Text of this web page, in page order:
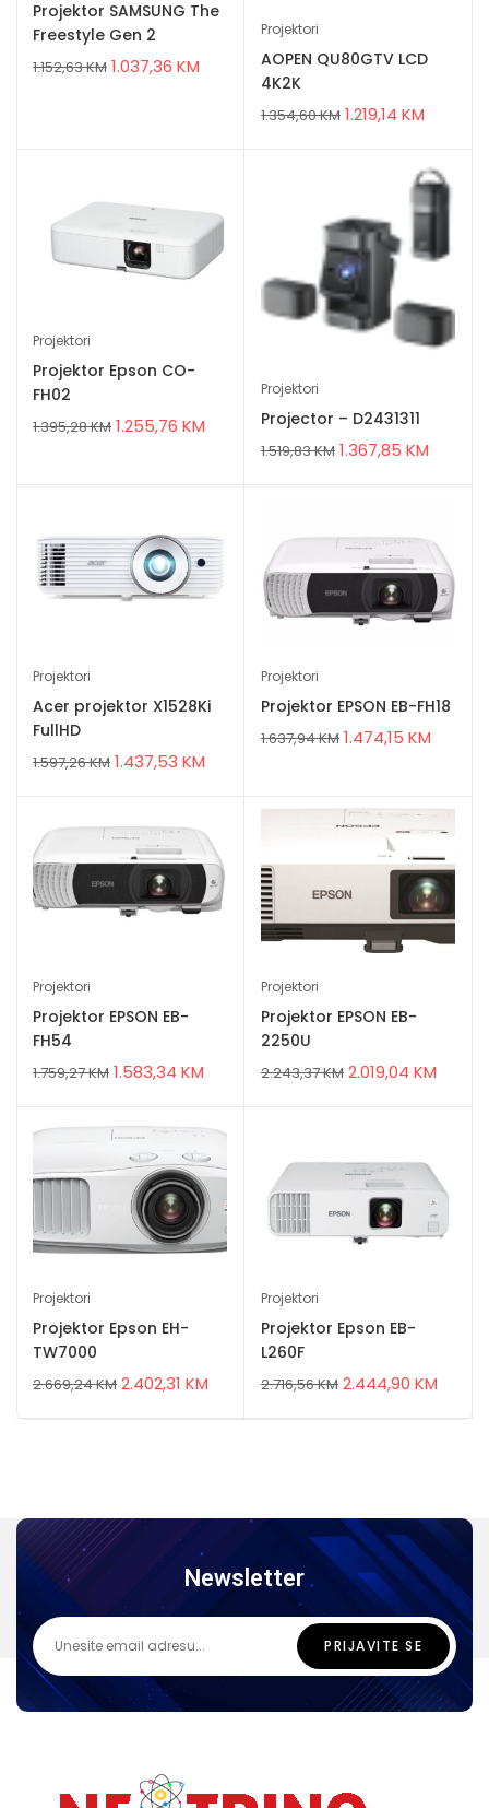
Projektor SAMSUNG The
Freestyle Gen 2
1.152,63KM 1.037,36 KM
Projektori
AOPEN QU80GTV LCD
4K2K
1.354,60KM 1.219,14 KM
Projektori
Projektor Epson CO-
FH02
1.395,28KM 1.255,76 KM
Projektori
Projector – D2431311
1.519,83KM 1.367,85 KM
Projektori
Acer projektor X1528Ki
FullHD
1.597,26KM 1.437,53 KM
Projektori
Projektor EPSON EB-FH18
1.637,94KM 1.474,15 KM
Projektori
Projektor EPSON EB-
FH54
1.759,27KM 1.583,34 KM
Projektori
Projektor EPSON EB-
2250U
2.243,37KM 2.019,04 KM
Projektori
Projektor Epson EH-
TW7000
2.669,24KM 2.402,31 KM
Projektori
Projektor Epson EB-
L260F
2.716,56KM 2.444,90 KM
Newsletter